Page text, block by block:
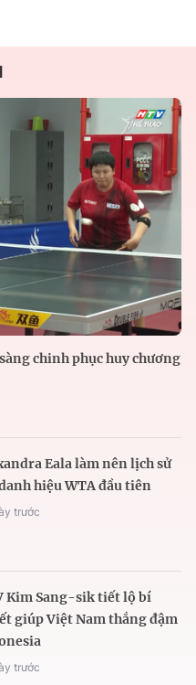
chinh phục huy chương
Eala làm nên lịch sử
hiệu WTA đầu tiên
trước
Kim Sang-sik tiết lộ bí
giúp Việt Nam thắng đậm
trước